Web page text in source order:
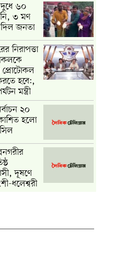
দুধে ৬০
৩ মণ
জনতা
নিরাপত্তা
প্রোটোকল
হবে:,
মন্ত্রী
২০
হলো
দূষণে
ধলেশ্বরী